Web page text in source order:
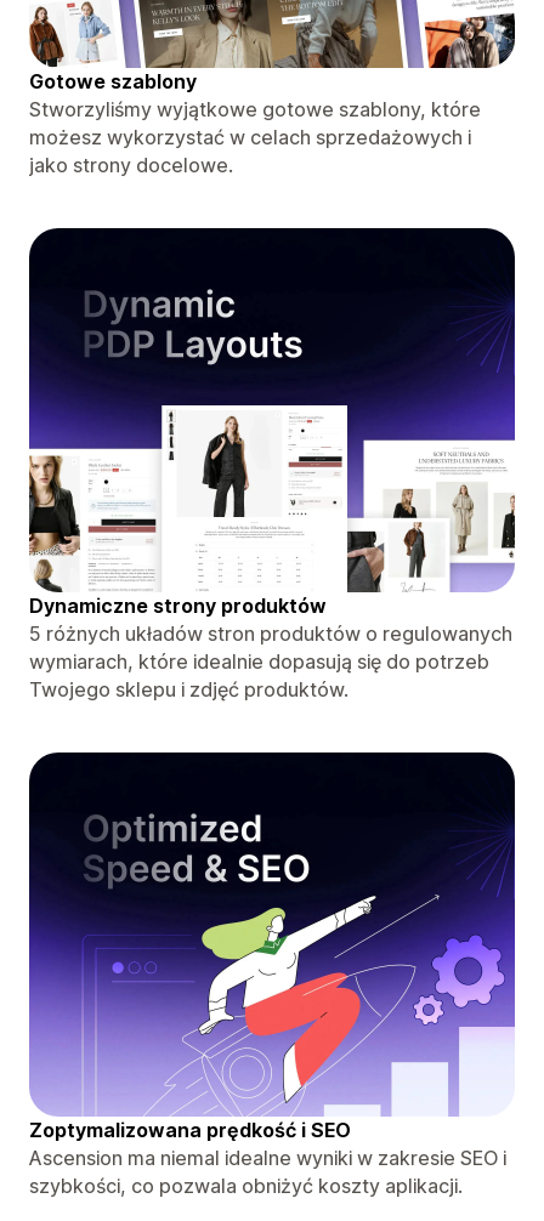
Gotowe szablony
Stworzyliśmy wyjątkowe gotowe szablony, które
możesz wykorzystać w celach sprzedażowych i
jako strony docelowe.
Dynamiczne strony produktów
5 różnych układów stron produktów o regulowanych
wymiarach, które idealnie dopasują się do potrzeb
Twojego sklepu i zdjęć produktów.
Zoptymalizowana prędkość i SEO
Ascension ma niemal idealne wyniki w zakresie SEO i
szybkości, co pozwala obniżyć koszty aplikacji.